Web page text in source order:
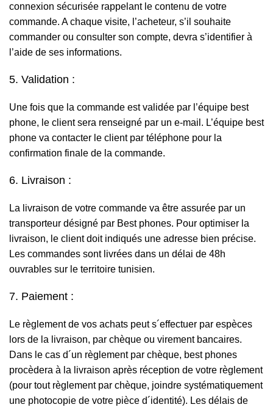
connexion sécurisée rappelant le contenu de votre
commande. A chaque visite, l’acheteur, s’il souhaite
commander ou consulter son compte, devra s’identifier à
l’aide de ses informations.
5. Validation :
Une fois que la commande est validée par l’équipe best
phone, le client sera renseigné par un e-mail. L’équipe best
phone va contacter le client par téléphone pour la
confirmation finale de la commande.
6. Livraison :
La livraison de votre commande va être assurée par un
transporteur désigné par Best phones. Pour optimiser la
livraison, le client doit indiqués une adresse bien précise.
Les commandes sont livrées dans un délai de 48h
ouvrables sur le territoire tunisien.
7. Paiement :
Le règlement de vos achats peut s´effectuer par espèces
lors de la livraison, par chèque ou virement bancaires.
Dans le cas d´un règlement par chèque, best phones
procèdera à la livraison après réception de votre règlement
(pour tout règlement par chèque, joindre systématiquement
une photocopie de votre pièce d´identité). Les délais de